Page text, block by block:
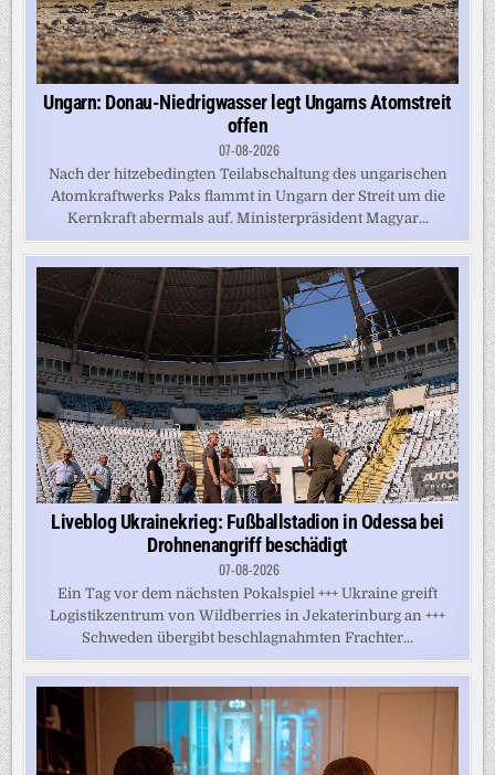
Ungarn: Donau-Niedrigwasser legt Ungarns Atomstreit
offen
07-08-2026
Nach der hitzebedingten Teilabschaltung des ungarischen
Atomkraftwerks Paks flammt in Ungarn der Streit um die
Kernkraft abermals auf. Ministerpräsident Magyar...
Liveblog Ukrainekrieg: Fußballstadion in Odessa bei
Drohnenangriff beschädigt
07-08-2026
Ein Tag vor dem nächsten Pokalspiel +++ Ukraine greift
Logistikzentrum von Wildberries in Jekaterinburg an +++
Schweden übergibt beschlagnahmten Frachter...